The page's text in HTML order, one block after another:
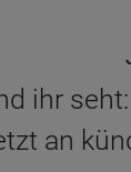
ihr
an